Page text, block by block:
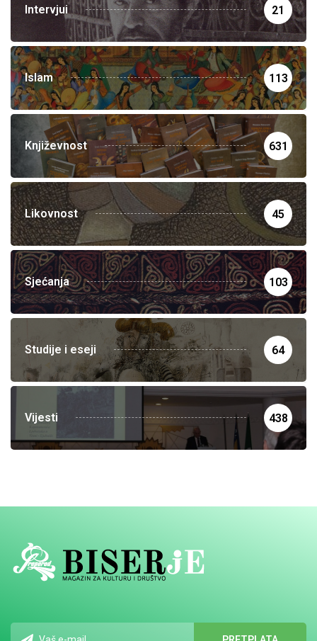
Intervjui 21
Islam 113
Književnost 631
Likovnost 45
Sjećanja 103
Studije i eseji 64
Vijesti 438